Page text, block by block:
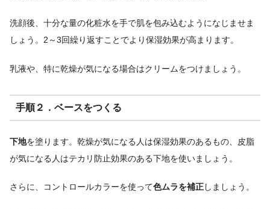
洗顔後、十分な量の化粧水を手で肌を包み込むようになじませま
しょう。2～3回繰り返すことでより保湿効果が高まります。
乳液や、特に乾燥が気になる場合はクリームをつけましょう。
手順２．ベースをつくる
下地を塗ります。乾燥が気になる人は保湿効果のあるもの、皮脂
が気になる人はテカリ防止効果のある下地を使いましょう。
さらに、コントロールカラーを使って色ムラを補正しましょう。